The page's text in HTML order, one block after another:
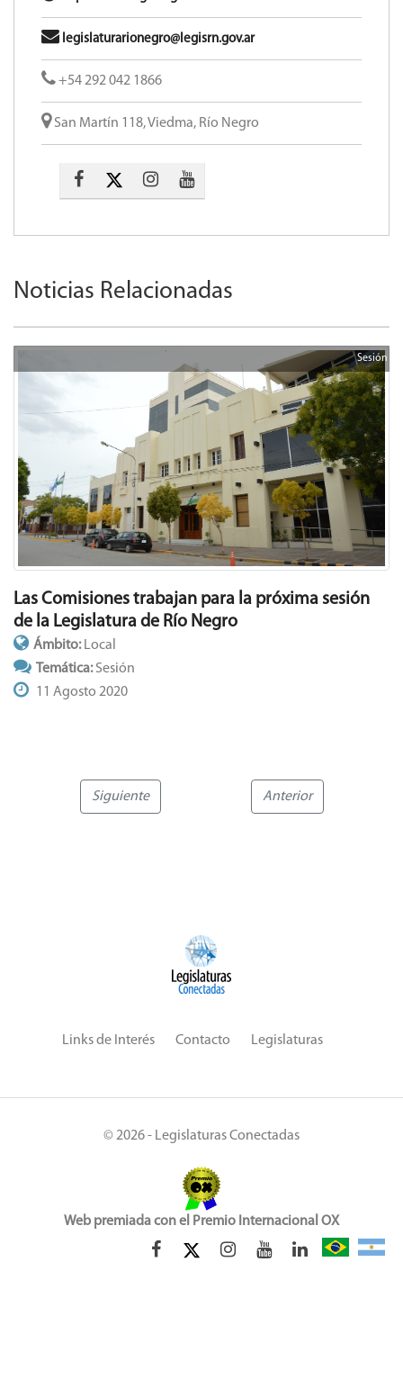
legislaturarionegro@legisrn.gov.ar
+54 292 042 1866
San Martín 118, Viedma, Río Negro
Noticias Relacionadas
Sesión
Las Comisiones trabajan para la próxima sesión
de la Legislatura de Río Negro
Ámbito: Local
Temática:Sesión
11 Agosto 2020
Siguiente Anterior
Links de Interés Contacto Legislaturas
© 2026 - Legislaturas Conectadas
Web premiada con el Premio Internacional OX